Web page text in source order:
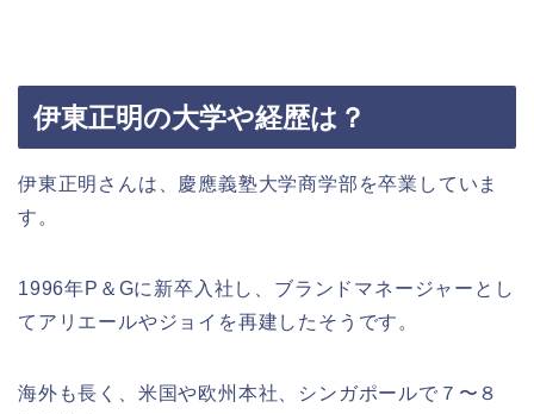
伊東正明の大学や経歴は？
伊東正明さんは、慶應義塾大学商学部を卒業していま
す。
1996年P＆Gに新卒入社し、ブランドマネージャーとし
てアリエールやジョイを再建したそうです。
海外も長く、米国や欧州本社、シンガポールで７〜８